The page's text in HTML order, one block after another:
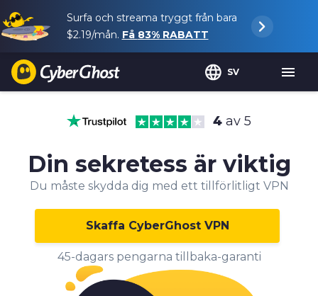
Surfa och streama tryggt från bara
$2.19/mån. Få 83%RABATT
SV
4 av 5
Din sekretess är viktig
Du måste skydda dig med ett tillförlitligt VPN
Skaffa CyberGhost VPN
45-dagars pengarna tillbaka-garanti